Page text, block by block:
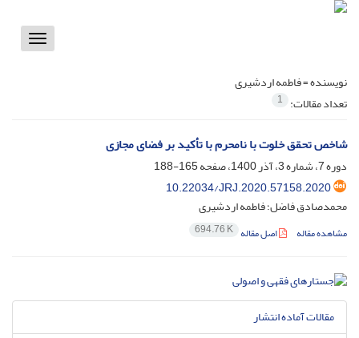
Toggle
نویسنده =فاطمه اردشیری
تعداد مقالات: 1
شاخص تحقق خلوت با نامحرم با تأکید بر فضای مجازی
دوره 7، شماره 3، آذر 1400، صفحه
165-188
10.22034/JRJ.2020.57158.2020
محمدصادق فاضل؛ فاطمه اردشیری
مشاهده مقاله اصل مقاله 694.76 K
مقالات آماده انتشار